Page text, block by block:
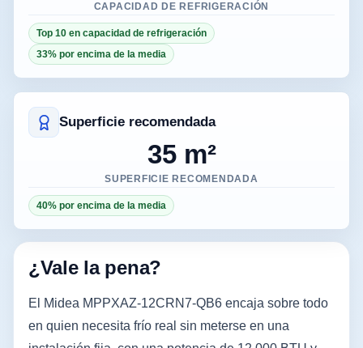
CAPACIDAD DE REFRIGERACIÓN
Top 10 en capacidad de refrigeración
33% por encima de la media
Superficie recomendada
35 m²
SUPERFICIE RECOMENDADA
40% por encima de la media
¿Vale la pena?
El Midea MPPXAZ-12CRN7-QB6 encaja sobre todo
en quien necesita frío real sin meterse en una